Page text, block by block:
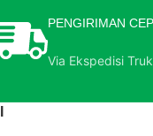
PENGIRIMAN
Via Ekspedisi Truk